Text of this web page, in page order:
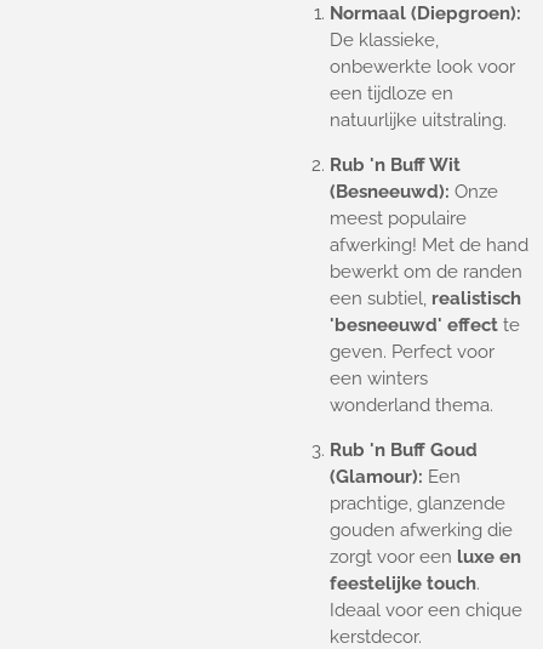
Normaal (Diepgroen):
De klassieke,
onbewerkte look voor
een tijdloze en
natuurlijke uitstraling.
Rub 'n Buff Wit
(Besneeuwd): Onze
meest populaire
afwerking! Met de hand
bewerkt om de randen
een subtiel, realistisch
'besneeuwd' effectte
geven. Perfect voor
een winters
wonderland thema.
Rub 'n Buff Goud
(Glamour): Een
prachtige, glanzende
gouden afwerking die
zorgt voor een luxe en
feestelijke touch.
Ideaal voor een chique
kerstdecor.